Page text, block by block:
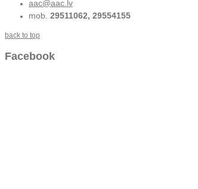
aac@aac.lv
mob. 29511062, 29554155
back to top
Facebook